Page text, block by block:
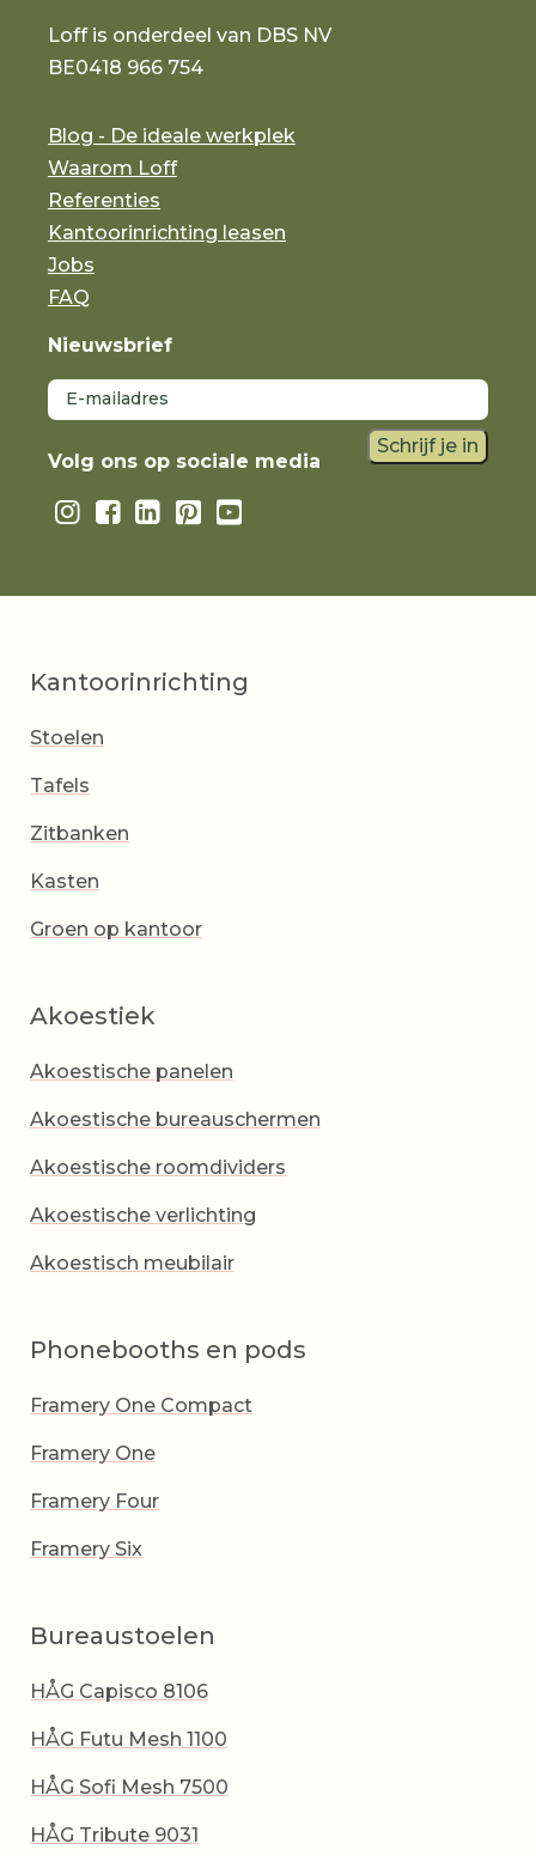
Loff is onderdeel van DBS NV
BE0418 966 754
Blog - De ideale werkplek
Waarom Loff
Referenties
Kantoorinrichting leasen
Jobs
FAQ
Nieuwsbrief
Schrijf je in
Volg ons op sociale media
Kantoorinrichting
Stoelen
Tafels
Zitbanken
Kasten
Groen op kantoor
Akoestiek
Akoestische panelen
Akoestische bureauschermen
Akoestische roomdividers
Akoestische verlichting
Akoestisch meubilair
Phonebooths en pods
Framery One Compact
Framery One
Framery Four
Framery Six
Bureaustoelen
HÅG Capisco 8106
HÅG Futu Mesh 1100
HÅG Sofi Mesh 7500
HÅG Tribute 9031